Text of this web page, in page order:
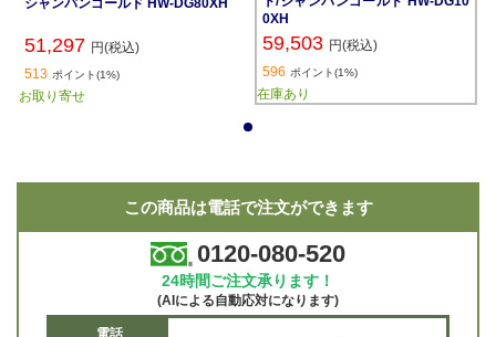
シャンパンゴールド HW-DG80XH
51,297 円(税込)
513 ポイント(1%)
お取り寄せ
0XH
59,503 円(税込)
596 ポイント(1%)
在庫あり
この商品は電話で注文ができます
0120-080-520
24時間ご注文承ります！
(AIによる自動応対になります)
電話